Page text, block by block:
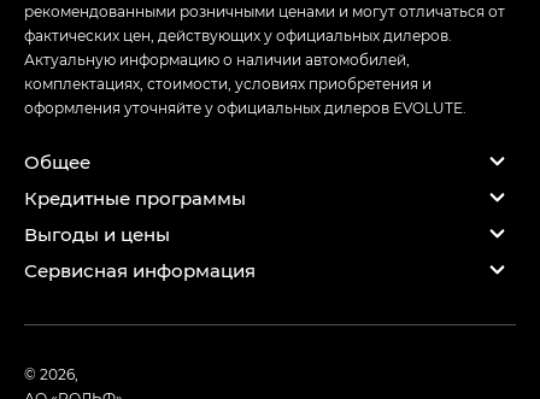
рекомендованными розничными ценами и могут отличаться от
фактических цен, действующих у официальных дилеров.
Актуальную информацию о наличии автомобилей,
комплектациях, стоимости, условиях приобретения и
оформления уточняйте у официальных дилеров EVOLUTE.
Общее
Кредитные программы
Выгоды и цены
Сервисная информация
© 2026,